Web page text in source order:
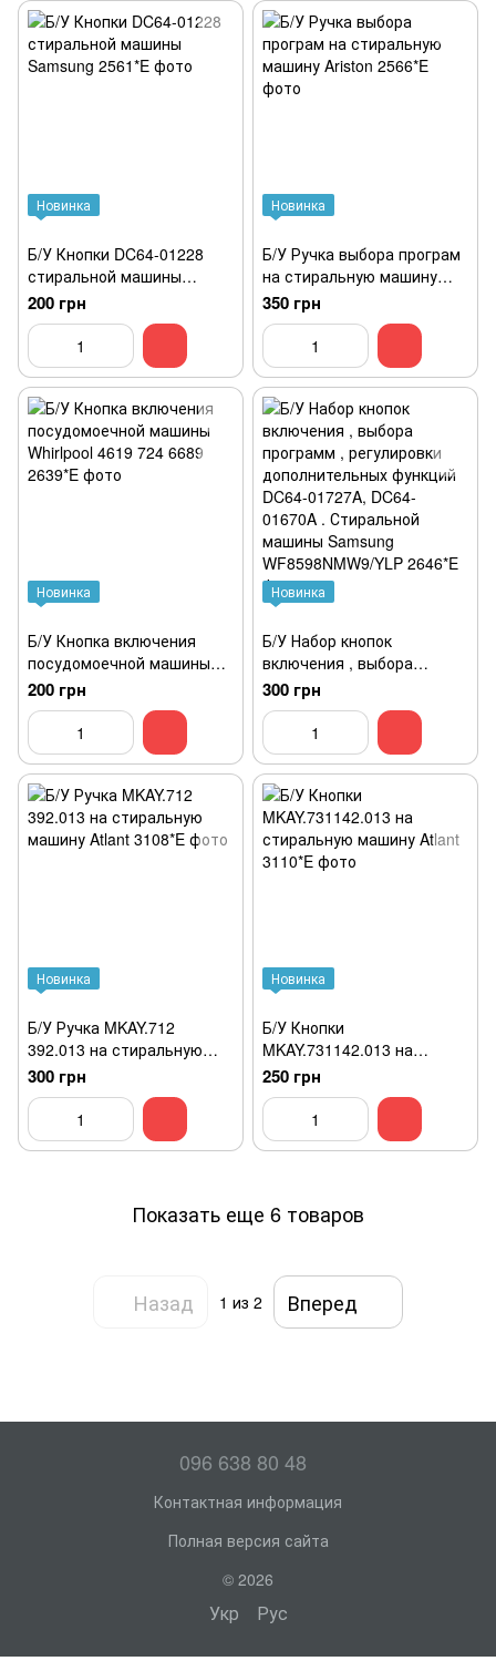
Новинка
Б/У Кнопки DC64-01228
стиральной машины
Samsung
200 грн
Новинка
Б/У Ручка выбора програм
на стиральную машину
Ariston
350 грн
Новинка
Б/У Кнопка включения
посудомоечной машины
200 грн
Новинка
Б/У Набор кнопок
включения , выбора
программ , регулировки
дополнительных функций
DC64-01727A, DC64-
01670A . Стиральной
машины Samsung
WF8598NMW9/YLP
300 грн
Новинка
Б/У Ручка MKAY.712
392.013 на стиральную
машину Atlant
300 грн
Новинка
Б/У Кнопки
MKAY.731142.013 на
стиральную машину Atlant
250 грн
Показать еще 6 товаров
Назад 1 из 2 Вперед
096 638 80 48
Контактная информация
Полная версия сайта
© 2026
Укр Рус